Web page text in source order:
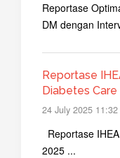
Reportase
DM dengan
Reportase
Diabetes Care
24 July 2025 11:32
Reportase
2025 ...